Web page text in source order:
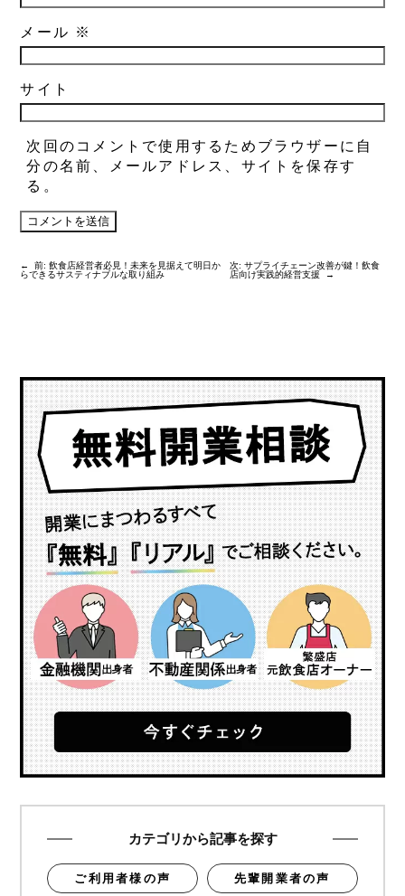
メール ※
サイト
次回のコメントで使用するためブラウザーに自
分の名前、メールアドレス、サイトを保存す
る。
← 前:飲食店経営者必見！未来を見据えて明日か
らできるサスティナブルな取り組み
次:サプライチェーン改善が鍵！飲食
店向け実践的経営支援
→
カテゴリから記事を探す
ご利用者様の声 先輩開業者の声